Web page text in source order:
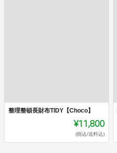
整理整頓長財布TIDY【Choco】
¥11,800
(税込/送料込)